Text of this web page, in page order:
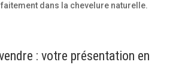
dans la chevelure naturelle.
: votre présentation en